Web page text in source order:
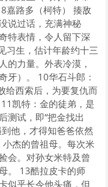
嘉路多（柯特） 揍敌
说过话，充满神秘
特表情，令人留下深
习生，估计年龄约十三
的力量。外表冷漠，
牙）。 10华石斗郎：
给西索后，为要复仇而
凯特：金的徒弟，是
测试，即“把金找出
他，才得知爸爸依然
杰的曾祖母。每次米
会。对孙女米特及曾
。 13酷拉皮卡的师
似乎长令他头痛，但